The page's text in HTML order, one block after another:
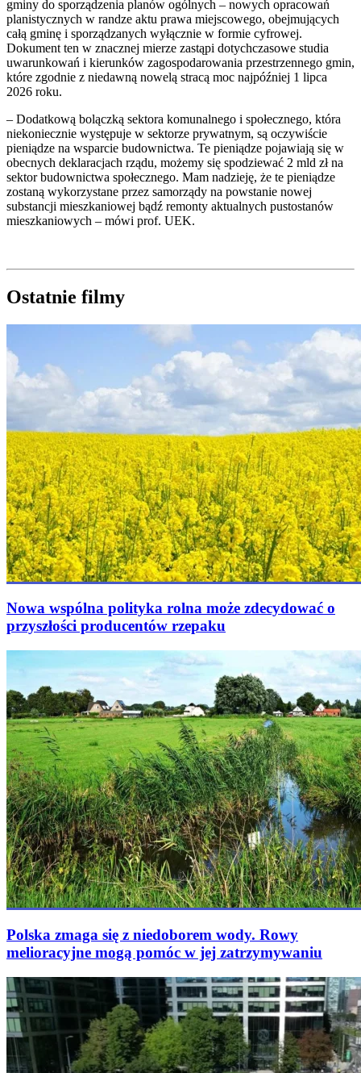
gminy do sporządzenia planów ogólnych – nowych opracowań
planistycznych w randze aktu prawa miejscowego, obejmujących
całą gminę i sporządzanych wyłącznie w formie cyfrowej.
Dokument ten w znacznej mierze zastąpi dotychczasowe studia
uwarunkowań i kierunków zagospodarowania przestrzennego gmin,
które zgodnie z niedawną nowelą stracą moc najpóźniej 1 lipca
2026 roku.
– Dodatkową bolączką sektora komunalnego i społecznego, która
niekoniecznie występuje w sektorze prywatnym, są oczywiście
pieniądze na wsparcie budownictwa. Te pieniądze pojawiają się w
obecnych deklaracjach rządu, możemy się spodziewać 2 mld zł na
sektor budownictwa społecznego. Mam nadzieję, że te pieniądze
zostaną wykorzystane przez samorządy na powstanie nowej
substancji mieszkaniowej bądź remonty aktualnych pustostanów
mieszkaniowych – mówi prof. UEK.
Ostatnie filmy
Nowa wspólna polityka rolna może zdecydować o
przyszłości producentów rzepaku
Polska zmaga się z niedoborem wody. Rowy
melioracyjne mogą pomóc w jej zatrzymywaniu